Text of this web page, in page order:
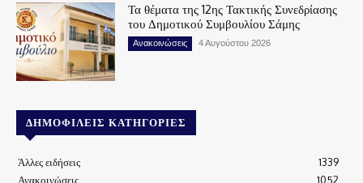
Τα θέματα της 12ης Τακτικής Συνεδρίασης
του Δημοτικού Συμβουλίου Σάμης
Ανακοινώσεις 4 Αυγούστου 2026
ΔΗΜΟΦΙΛΕΊΣ ΚΑΤΗΓΟΡΊΕΣ
Άλλες ειδήσεις
1339
Ανακοινώσεις
1052